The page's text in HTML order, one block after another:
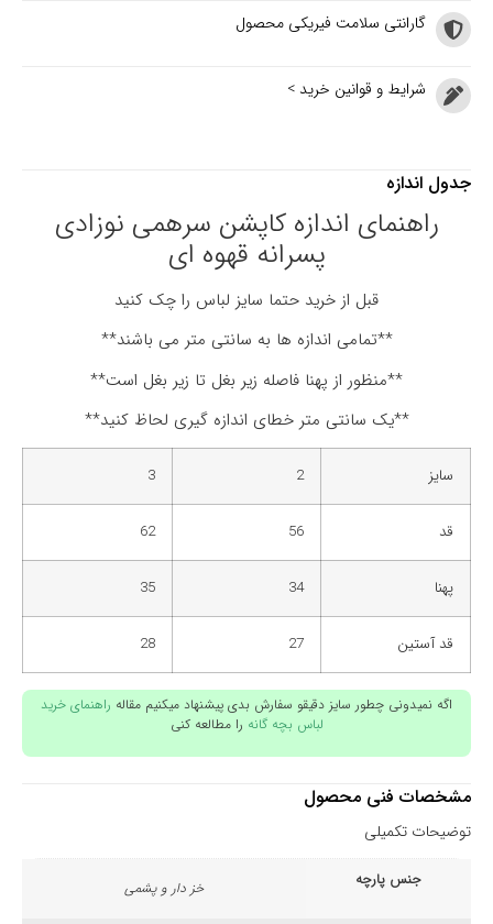
گارانتی سلامت فیریکی محصول
شرایط و قوانین خرید >
جدول اندازه
راهنمای اندازه کاپشن سرهمی نوزادی
پسرانه قهوه ای
قبل از خرید حتما سایز لباس را چک کنید
**تمامی اندازه ها به سانتی متر می باشند**
**منظور از پهنا فاصله زیر بغل تا زیر بغل است**
**یک سانتی متر خطای اندازه گیری لحاظ کنید**
سایز 2
3
قد 56
62
پهنا 34
35
قد آستین 27
28
اگه نمیدونی چطور سایز دقیقو سفارش بدی پیشنهاد میکنیم مقاله راهنمای خرید
لباس بچه گانه را مطالعه کنی
مشخصات فنی محصول
توضیحات تکمیلی
جنس پارچه خز دار و پشمی